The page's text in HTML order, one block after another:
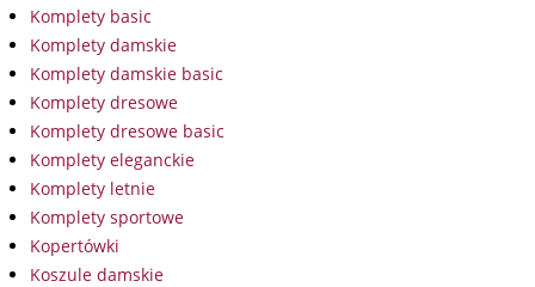
Komplety basic
Komplety damskie
Komplety damskie basic
Komplety dresowe
Komplety dresowe basic
Komplety eleganckie
Komplety letnie
Komplety sportowe
Kopertówki
Koszule damskie